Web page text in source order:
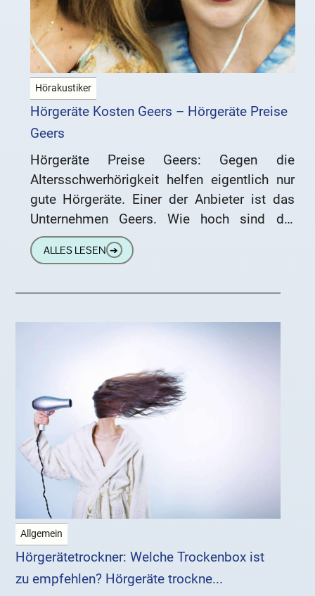
Hörakustiker
Hörgeräte Kosten Geers – Hörgeräte Preise
Geers
Hörgeräte Preise Geers: Gegen die
Altersschwerhörigkeit helfen eigentlich nur
gute Hörgeräte. Einer der Anbieter ist das
Unternehmen Geers. Wie hoch sind die
Hörgeräte Kosten bei Geers? Wir erklären
Ihnen, wie
ALLES LESEN ➔
Allgemein
Hörgerätetrockner: Welche Trockenbox ist
zu empfehlen? Hörgeräte trockne...